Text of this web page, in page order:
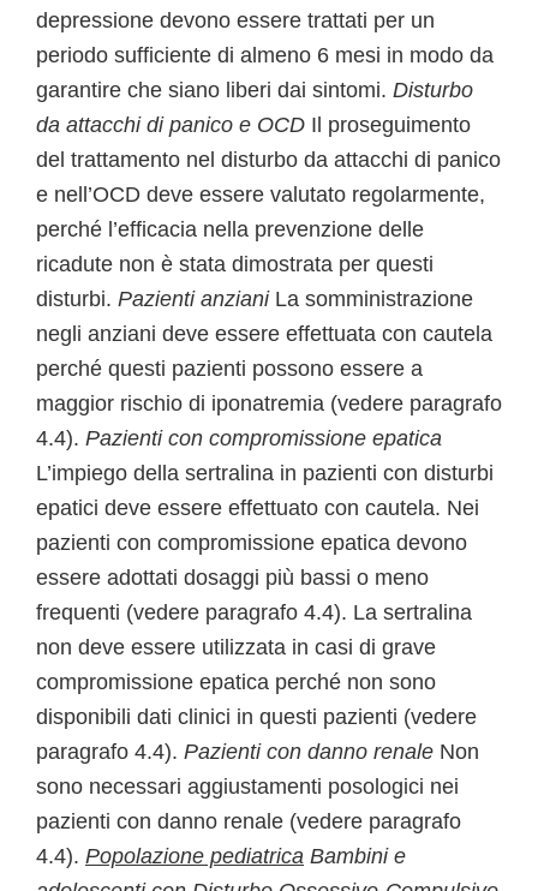
depressione devono essere trattati per un
periodo sufficiente di almeno 6 mesi in modo da
garantire che siano liberi dai sintomi. Disturbo
da attacchi di panico e OCD Il proseguimento
del trattamento nel disturbo da attacchi di panico
e nell’OCD deve essere valutato regolarmente,
perché l’efficacia nella prevenzione delle
ricadute non è stata dimostrata per questi
disturbi. Pazienti anzianiLa somministrazione
negli anziani deve essere effettuata con cautela
perché questi pazienti possono essere a
maggior rischio di iponatremia (vedere paragrafo
4.4). Pazienti con compromissione epatica
L’impiego della sertralina in pazienti con disturbi
epatici deve essere effettuato con cautela. Nei
pazienti con compromissione epatica devono
essere adottati dosaggi più bassi o meno
frequenti (vedere paragrafo 4.4). La sertralina
non deve essere utilizzata in casi di grave
compromissione epatica perché non sono
disponibili dati clinici in questi pazienti (vedere
paragrafo 4.4). Pazienti con danno renale Non
sono necessari aggiustamenti posologici nei
pazienti con danno renale (vedere paragrafo
4.4). Popolazione pediatrica Bambini e